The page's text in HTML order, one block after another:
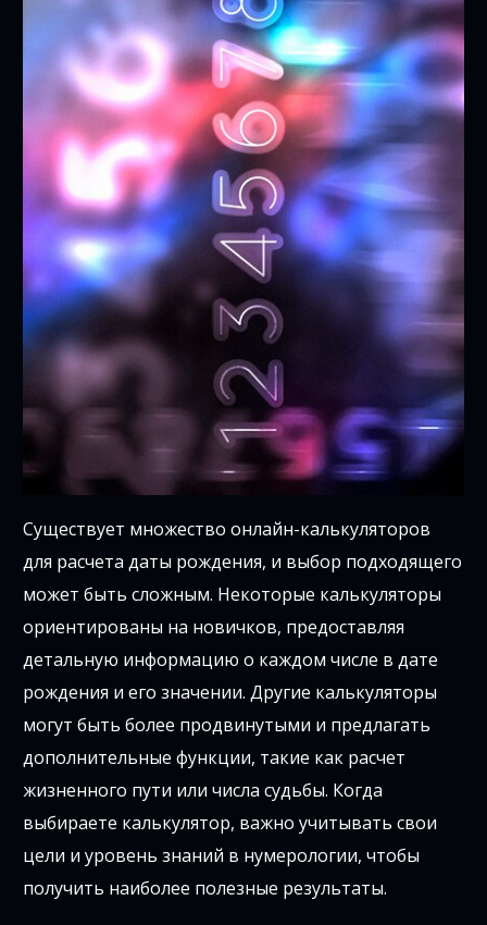
Существует множество онлайн-калькуляторов
для расчета даты рождения, и выбор подходящего
может быть сложным. Некоторые калькуляторы
ориентированы на новичков, предоставляя
детальную информацию о каждом числе в дате
рождения и его значении. Другие калькуляторы
могут быть более продвинутыми и предлагать
дополнительные функции, такие как расчет
жизненного пути или числа судьбы. Когда
выбираете калькулятор, важно учитывать свои
цели и уровень знаний в нумерологии, чтобы
получить наиболее полезные результаты.